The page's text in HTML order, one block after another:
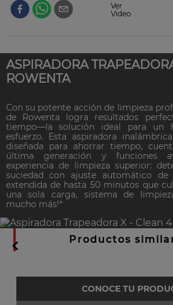
Ver
Video
ASPIRADORA
ROWENTA
Con su potente acción de limpieza
de Rowenta logra resultados
tiempo—la solución ideal para un
esfuerzo. Esta aspiradora
diseñada para ahorrar tiempo,
última generación y funciones
experiencia de limpieza superior:
suciedad con ajuste automático de
extendida de hasta 50 minutos que
una sola carga, sistema de
mucho más!*
Productos
CONOCE TU